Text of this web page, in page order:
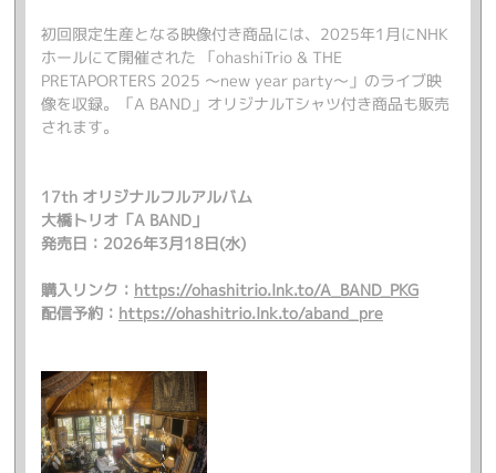
初回限定生産となる映像付き商品には、2025年1月にNHK
ホールにて開催された 「ohashiTrio & THE
PRETAPORTERS 2025 ～new year party～」のライブ映
像を収録。「A BAND」オリジナルTシャツ付き商品も販売
されます。
17th オリジナルフルアルバム
大橋トリオ「A BAND」
発売日：2026年3月18日(水)
購入リンク： https://ohashitrio.lnk.to/A_BAND_PKG
配信予約： https://ohashitrio.lnk.to/aband_pre